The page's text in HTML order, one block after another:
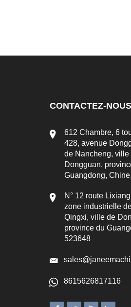
CONTACTEZ-NOUS
612 Chambre, 6
428, avenue
de Nancheng, ville
Dongguan,
Guangdong,
N° 12 route
zone industrielle
Qingxi, ville de
province du
523648
8615626817116